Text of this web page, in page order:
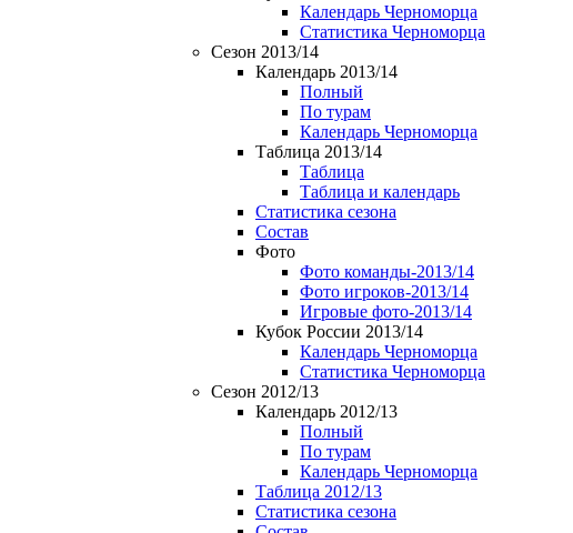
Календарь Черноморца
Статистика Черноморца
Сезон 2013/14
Календарь 2013/14
Полный
По турам
Календарь Черноморца
Таблица 2013/14
Таблица
Таблица и календарь
Статистика сезона
Состав
Фото
Фото команды-2013/14
Фото игроков-2013/14
Игровые фото-2013/14
Кубок России 2013/14
Календарь Черноморца
Статистика Черноморца
Сезон 2012/13
Календарь 2012/13
Полный
По турам
Календарь Черноморца
Таблица 2012/13
Статистика сезона